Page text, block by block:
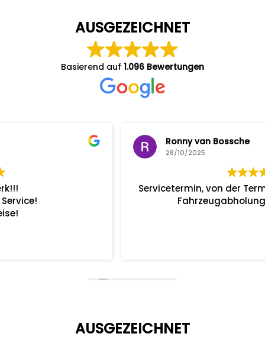
AUSGEZEICHNET
Basierend auf 1.096 Bewertungen
Ronny van Bossche
Servicetermin, von der Terminvereinbarung bis zur
Fahrzeugabholung alles Bestens.
AUSGEZEICHNET